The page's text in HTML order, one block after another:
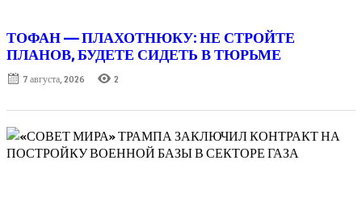
ТОФАН — ПЛАХОТНЮКУ: НЕ СТРОЙТЕ
ПЛАНОВ, БУДЕТЕ СИДЕТЬ В ТЮРЬМЕ
Posted
7 августа, 2026 2